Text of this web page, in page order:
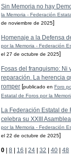
Sin Memoria no hay
la Memoria - Federación
de noviembre de 2025]
Homenaje a la Defensa
por la Memoria - Federación
el 27 de octubre de 2025]
Fosas del franquismo: Ni
reparación. La herencia
romper [publicado en Foro
Estatal de Foros por la
La Federación Estatal de
celebra su XXIII
por la Memoria - Federación
el 22 de octubre de 2025]
0 | 8 | 16 | 24 | 32 | 40 | 48